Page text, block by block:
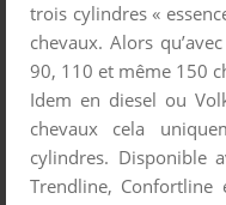
trois cylindres «
chevaux. Alors
90, 110 et même 150
Idem en diesel ou
chevaux cela
cylindres. Disponible
Trendline,